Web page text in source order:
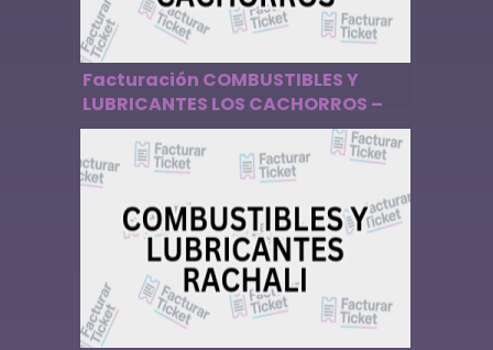
Facturación COMBUSTIBLES Y
LUBRICANTES LOS CACHORROS –
Descargar Factura